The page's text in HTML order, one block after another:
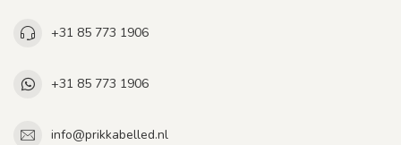
+31 85 773 1906
+31 85 773 1906
info@prikkabelled.nl